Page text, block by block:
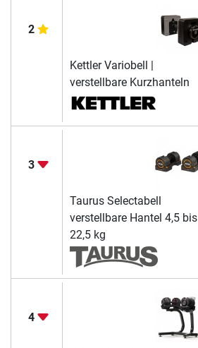
2
Kettler Variobell |
verstellbare Kurzhanteln
3
Taurus Selectabell
verstellbare Hantel 4,5 bis
22,5 kg
4